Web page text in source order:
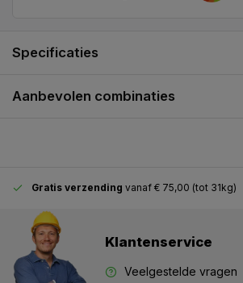
Specificaties
Aanbevolen combinaties
Gratis verzending vanaf € 75,00 (tot 31kg)
Klantenservice
Veelgestelde vragen